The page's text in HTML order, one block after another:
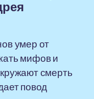
умер от
мифов и
смерть
повод